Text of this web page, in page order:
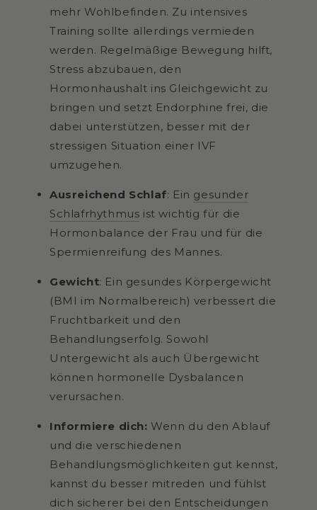
mehr Wohlbefinden. Zu intensives
Training sollte allerdings vermieden
werden. Regelmäßige Bewegung hilft,
Stress abzubauen, den
Hormonhaushalt ins Gleichgewicht zu
bringen und setzt Endorphine frei, die
dabei unterstützen, besser mit der
stressigen Situation einer IVF
umzugehen.
Ausreichend Schlaf: Ein gesunder
Schlafrhythmus ist wichtig für die
Hormonbalance der Frau und für die
Spermienreifung des Mannes.
Gewicht: Ein gesundes Körpergewicht
(BMI im Normalbereich) verbessert die
Fruchtbarkeit und den
Behandlungserfolg. Sowohl
Untergewicht als auch Übergewicht
können hormonelle Dysbalancen
verursachen.
Informiere dich: Wenn du den Ablauf
und die verschiedenen
Behandlungsmöglichkeiten gut kennst,
kannst du besser mitreden und fühlst
dich sicherer bei den Entscheidungen